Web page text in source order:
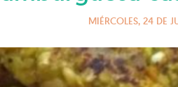
MIÉRCOLES, 24 DE